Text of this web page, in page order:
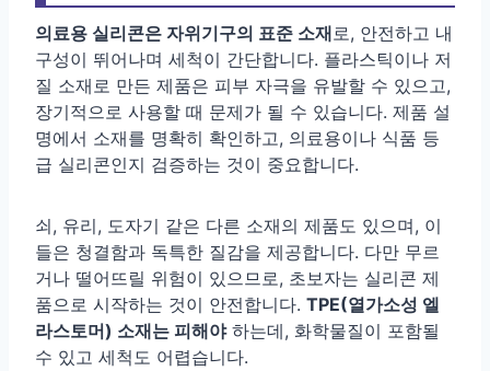
의료용 실리콘은 자위기구의 표준 소재 로, 안전하고 내
구성이 뛰어나며 세척이 간단합니다. 플라스틱이나 저
질 소재로 만든 제품은 피부 자극을 유발할 수 있으고,
장기적으로 사용할 때 문제가 될 수 있습니다. 제품 설
명에서 소재를 명확히 확인하고, 의료용이나 식품 등
급 실리콘인지 검증하는 것이 중요합니다.
쇠, 유리, 도자기 같은 다른 소재의 제품도 있으며, 이
들은 청결함과 독특한 질감을 제공합니다. 다만 무르
거나 떨어뜨릴 위험이 있으므로, 초보자는 실리콘 제
품으로 시작하는 것이 안전합니다. TPE(열가소성 엘
라스토머) 소재는 피해야하는데, 화학물질이 포함될
수 있고 세척도 어렵습니다.